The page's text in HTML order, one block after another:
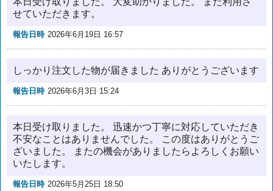
せていただきます。
報告日時 2026年6月19日 16:57
しっかり注文した物が届きました ありがとうございます
報告日時 2026年6月3日 15:24
本日受け取りました。 迅速かつ丁寧に対応していただき
不安なことはありませんでした。 この度はありがとうご
ざいました。 またの機会がありましたらよろしくお願い
いたします。
報告日時 2026年5月25日 18:50